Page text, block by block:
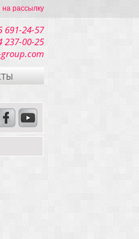
на рассылку
691-24-57
237-00-25